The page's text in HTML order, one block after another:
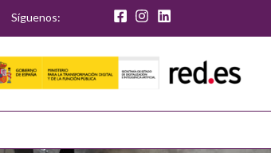
Síguenos: